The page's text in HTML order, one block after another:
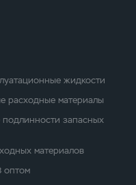
жидкости
расходные материалы
запасных
материалов
оптом